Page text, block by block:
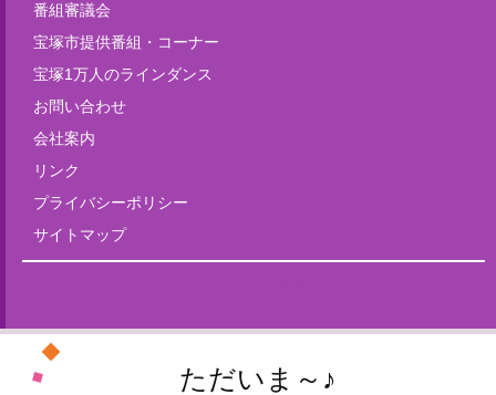
番組審議会
宝塚市提供番組・コーナー
宝塚1万人のラインダンス
お問い合わせ
会社案内
リンク
プライバシーポリシー
サイトマップ
ただいま～♪